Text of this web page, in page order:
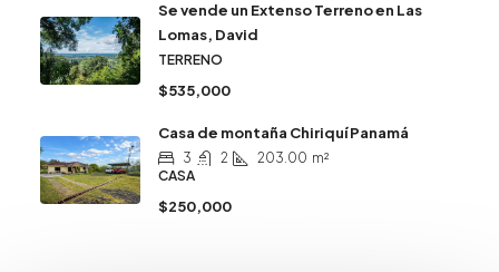
Se vende un Extenso Terreno en Las
Lomas, David
TERRENO
$535,000
Casa de montaña Chiriquí Panamá
3 2 203.00 m²
CASA
$250,000